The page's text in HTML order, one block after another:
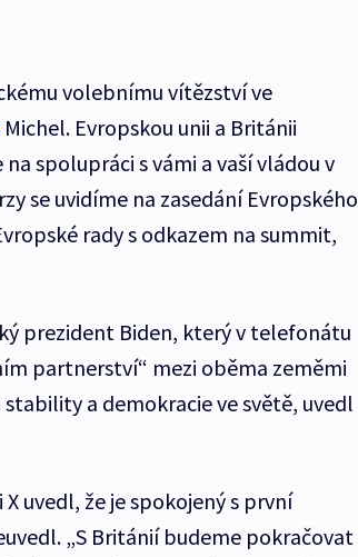
volebnímu vítězství ve
Michel. Evropskou unii a Británii
spolupráci s vámi a vaší vládou v
se uvidíme na zasedání Evropského
rady s odkazem na summit,
prezident Biden, který v telefonátu
partnerství“ mezi oběma zeměmi
a demokracie ve světě, uvedl
uvedl, že je spokojený s první
„S Británií budeme pokračovat